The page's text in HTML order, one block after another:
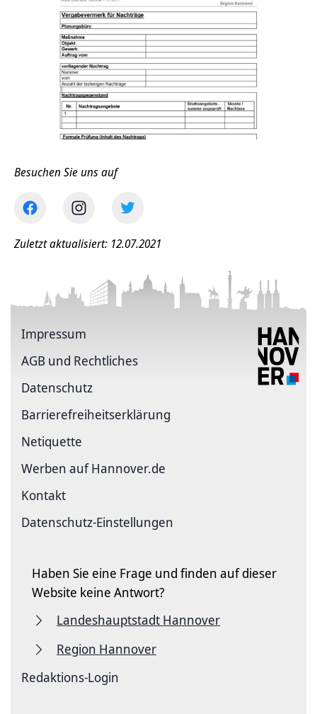
Besuchen Sie uns auf
Zuletzt aktualisiert: 12.07.2021
Impressum
AGB und Rechtliches
Datenschutz
Barriere­freiheits­erklärung
Netiquette
Werben auf Hannover.de
Kontakt
Datenschutz-Einstellungen
Haben Sie eine Frage und finden auf dieser
Website keine Antwort?
Landeshauptstadt Hannover
Region Hannover
Redaktions-Login